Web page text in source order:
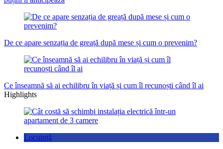
De ce apare senzația de greață după mese și cum o prevenim?
Ce înseamnă să ai echilibru în viață și cum îl recunoști când îl ai
Highlights
Locuință